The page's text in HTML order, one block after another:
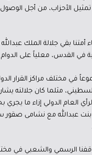
الأحزاب، من أجل
بقي جلالة الملك
في القدس، معلياً على
في مختلف مراكز القرار
مثلما كان جلالته
العام الدولي إزاء ما
عبدالله مع نشامى صقور
الرسمي والشعبي في